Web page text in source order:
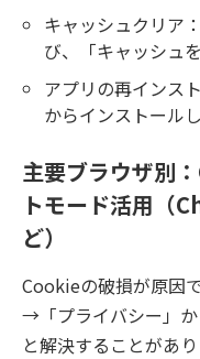
キャッシュクリア
び、「キャッシュ
アプリの再インス
からインストール
主要ブラウザ別
トモード活用（
ど）
Cookieの破損が原因
→「プライバシー」
と解決することがあ